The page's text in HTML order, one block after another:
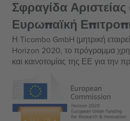
Σφραγίδα
Ευρωπαϊκή
Η Ticombo GmbH (μητρική
Horizon 2020, το πρόγραμμα
και καινοτομίας της ΕΕ για την